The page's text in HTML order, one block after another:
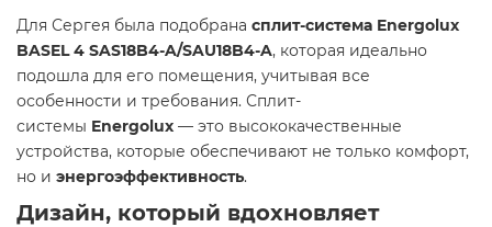
Для Сергея была подобрана сплит-система Energolux
BASEL 4 SAS18B4-A/SAU18B4-A, которая идеально
подошла для его помещения, учитывая все
особенности и требования. Сплит-
системы Energolux — это высококачественные
устройства, которые обеспечивают не только комфорт,
но и энергоэффективность.
Дизайн, который вдохновляет